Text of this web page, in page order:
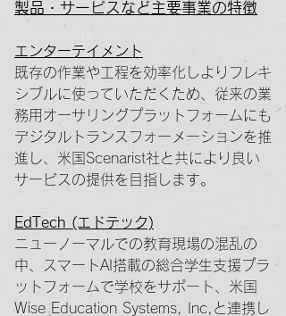
製品・サービスなど主要事業の特徴
エンターテイメント
既存の作業や工程を効率化しよりフレキ
シブルに使っていただくため、従来の業
務用オーサリングプラットフォームにも
デジタルトランスフォーメーションを推
進し、米国Scenarist社と共により良い
サービスの提供を目指します。
EdTech (エドテック)
ニューノーマルでの教育現場の混乱の
中、スマートAI搭載の総合学生支援プラ
ットフォームで学校をサポート、米国
Wise Education Systems, Inc,と連携し